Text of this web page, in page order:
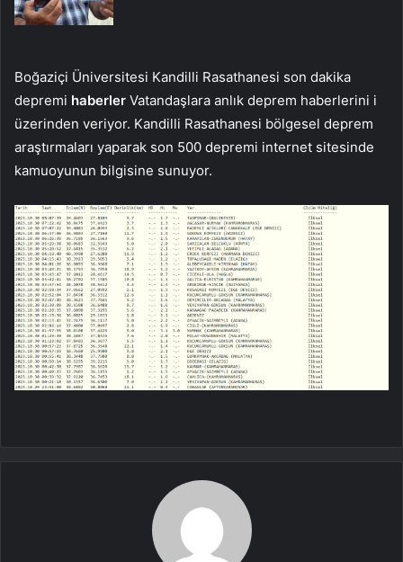
Boğaziçi Üniversitesi Kandilli Rasathanesi son dakika
depremi haberler Vatandaşlara anlık deprem haberlerini i
üzerinden veriyor. Kandilli Rasathanesi bölgesel deprem
araştırmaları yaparak son 500 depremi internet sitesinde
kamuoyunun bilgisine sunuyor.